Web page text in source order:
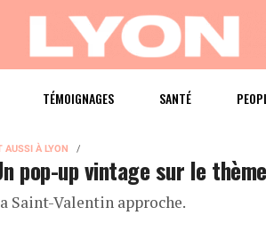
TÉMOIGNAGES SANTÉ
AUSSI À LYON
pop-up vintage sur le
Saint-Valentin approche.